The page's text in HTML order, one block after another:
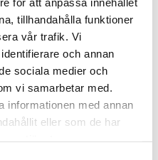
tillhandahålla funktioner
vår trafik. Vi
och annan
sociala medier och
vi samarbetar med.
informationen med annan
eller som de har
i favoriter